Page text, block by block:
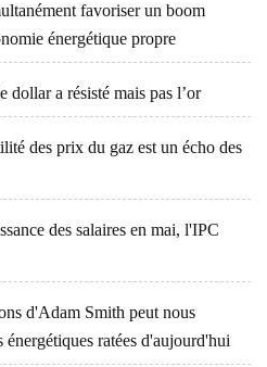
favoriser un boom
énergétique propre
a résisté mais pas l’or
des prix du gaz est un écho des
des salaires en mai, l'IPC
d'Adam Smith peut nous
ratées d'aujourd'hui